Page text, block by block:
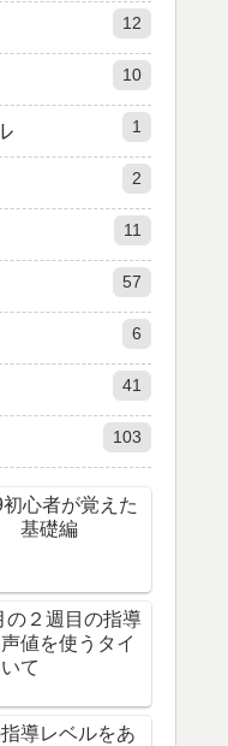
12
10
1
2
11
57
6
41
103
心者が覚えた
基礎編
の２週目の指導
値を使うタイ
て
導レベルをあ